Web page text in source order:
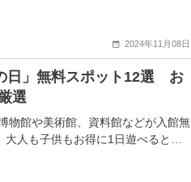
2024年11月08日
日」無料スポット12選 お
選
物館や美術館、資料館などが入館無
人も子供もお得に1日遊べると…